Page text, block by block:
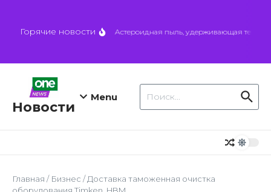
Горячие новости Астероидная пыль, удерживающая тепло,
Новости
Menu
Искать:
Главная / Бизнес /Доставка таможенная очистка